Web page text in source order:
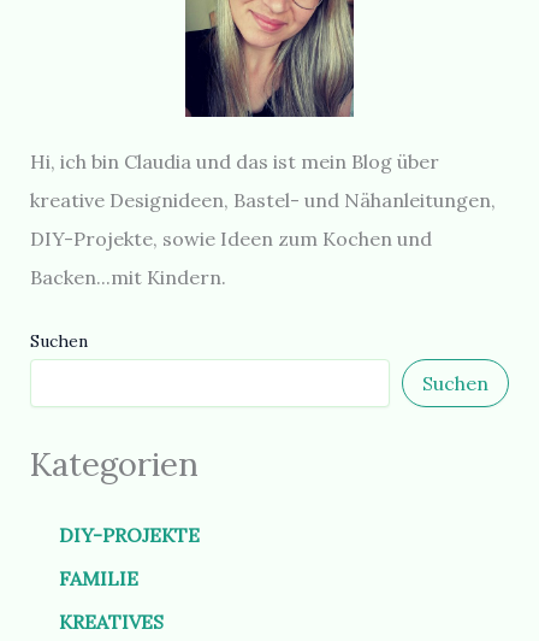
Hi, ich bin Claudia und das ist mein Blog über
kreative Designideen, Bastel- und Nähanleitungen,
DIY-Projekte, sowie Ideen zum Kochen und
Backen...mit Kindern.
Suchen
Suchen
Kategorien
DIY-PROJEKTE
FAMILIE
KREATIVES